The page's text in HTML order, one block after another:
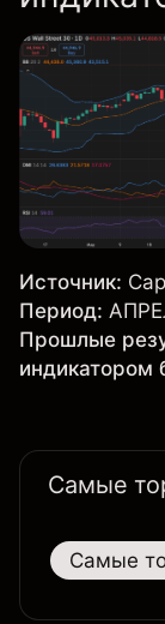
Источник:
Период:
Прошлые
индикатором
Самые
Самые